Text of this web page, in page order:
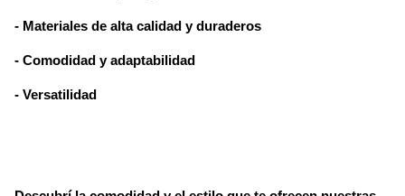
- Materiales de alta calidad y duraderos
- Comodidad y adaptabilidad
- Versatilidad